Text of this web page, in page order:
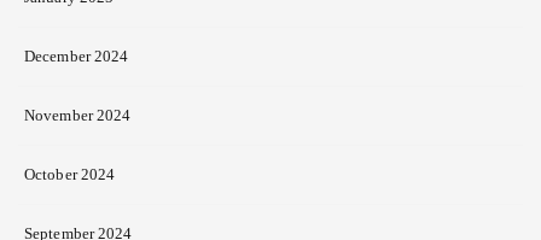
December 2024
November 2024
October 2024
September 2024